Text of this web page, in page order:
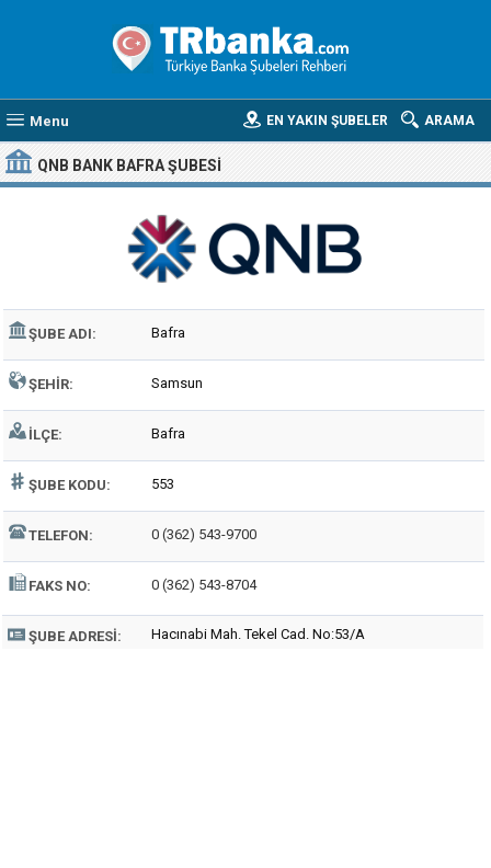
Menu ARAMA
EN YAKIN ŞUBELER
QNB BANK BAFRA ŞUBESI
ŞUBE ADI: Bafra
ŞEHIR: Samsun
İLÇE: Bafra
ŞUBE KODU: 553
TELEFON: 0 (362) 543-9700
FAKS NO: 0 (362) 543-8704
ŞUBE ADRESI: Hacınabi Mah. Tekel Cad. No:53/A